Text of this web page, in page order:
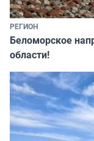
РЕГИОН
Беломорское
области!